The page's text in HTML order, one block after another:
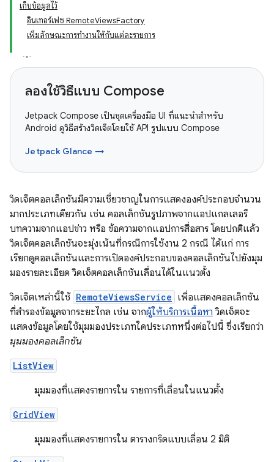
เก็บข้อมูลไว้
อินเทอร์เฟซ RemoteViewsFactory
เพิ่มลักษณะการทำงานให้กับแต่ละรายการ
ลองใช้วิธีแบบ Compose
Jetpack Compose เป็นชุดเครื่องมือ UI ที่แนะนำสำหรับ
Android ดูวิธีสร้างวิดเจ็ตโดยใช้ API รูปแบบ Compose
Jetpack Glance →
วิดเจ็ตคอลเล็กชันมีความเชี่ยวชาญในการแสดงองค์ประกอบจำนวน
มากประเภทเดียวกัน เช่น คอลเล็กชันรูปภาพจากแอปแกลเลอรี
บทความจากแอปข่าว หรือ ข้อความจากแอปการสื่อสาร โดยปกติแล้ว
วิดเจ็ตคอลเล็กชันจะมุ่งเน้นที่กรณีการใช้งาน 2 กรณี ได้แก่ การ
เรียกดูคอลเล็กชันและการเปิดองค์ประกอบของคอลเล็กชันไปยังมุม
มองรายละเอียด วิดเจ็ตคอลเล็กชันเลื่อนได้ในแนวตั้ง
วิดเจ็ตเหล่านี้ใช้ RemoteViewsService เพื่อแสดงคอลเล็กชัน
ที่สำรองข้อมูลจากระยะไกล เช่น จากผู้ให้บริการเนื้อหา วิดเจ็ตจะ
แสดงข้อมูลโดยใช้มุมมองประเภทใดประเภทหนึ่งต่อไปนี้ ซึ่งเรียกว่า
มุมมองคอลเล็กชัน
ListView
มุมมองที่แสดงรายการใน รายการที่เลื่อนในแนวตั้ง
GridView
มุมมองที่แสดงรายการใน ตารางกริดแบบเลื่อน 2 มิติ